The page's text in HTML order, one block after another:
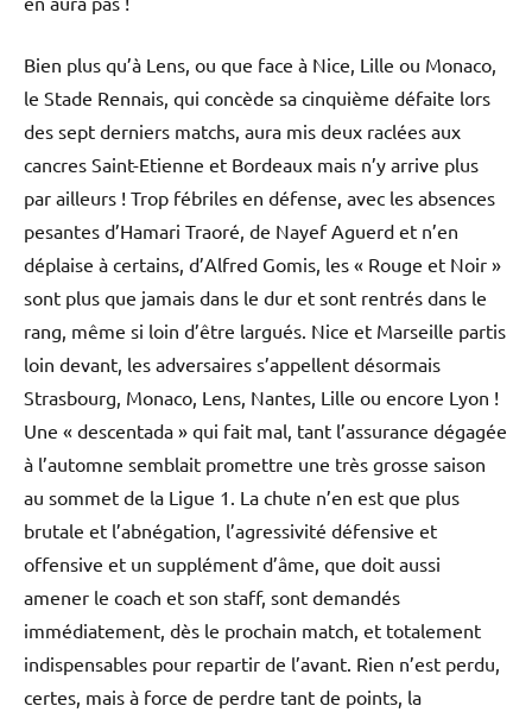
Bien plus qu’à Lens, ou que face à Nice, Lille ou Monaco,
le Stade Rennais, qui concède sa cinquième défaite lors
des sept derniers matchs, aura mis deux raclées aux
cancres Saint-Etienne et Bordeaux mais n’y arrive plus
par ailleurs ! Trop fébriles en défense, avec les absences
pesantes d’Hamari Traoré, de Nayef Aguerd et n’en
déplaise à certains, d’Alfred Gomis, les « Rouge et Noir »
sont plus que jamais dans le dur et sont rentrés dans le
rang, même si loin d’être largués. Nice et Marseille partis
loin devant, les adversaires s’appellent désormais
Strasbourg, Monaco, Lens, Nantes, Lille ou encore Lyon !
Une « descentada » qui fait mal, tant l’assurance dégagée
à l’automne semblait promettre une très grosse saison
au sommet de la Ligue 1. La chute n’en est que plus
brutale et l’abnégation, l’agressivité défensive et
offensive et un supplément d’âme, que doit aussi
amener le coach et son staff, sont demandés
immédiatement, dès le prochain match, et totalement
indispensables pour repartir de l’avant. Rien n’est perdu,
certes, mais à force de perdre tant de points, la